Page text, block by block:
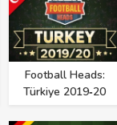
Football Heads:
Türkiye 2019‑20